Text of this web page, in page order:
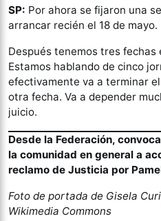
SP: Por ahora se fijaron una
arrancar recién el 18 de mayo.
Después tenemos tres fechas
Estamos hablando de cinco
efectivamente va a terminar
otra fecha. Va a depender
juicio.
Desde la Federación,
la comunidad en general a
reclamo de Justicia por
Foto de portada de Gisela
Wikimedia Commons